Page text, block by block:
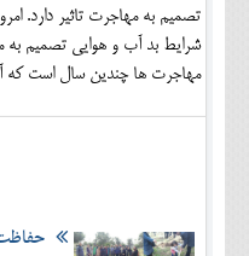
تصمیم به مهاجرت تاثیر دارد.
شرایط بد آب و هوایی تصمیم به
مهاجرت ها چندین سال است که